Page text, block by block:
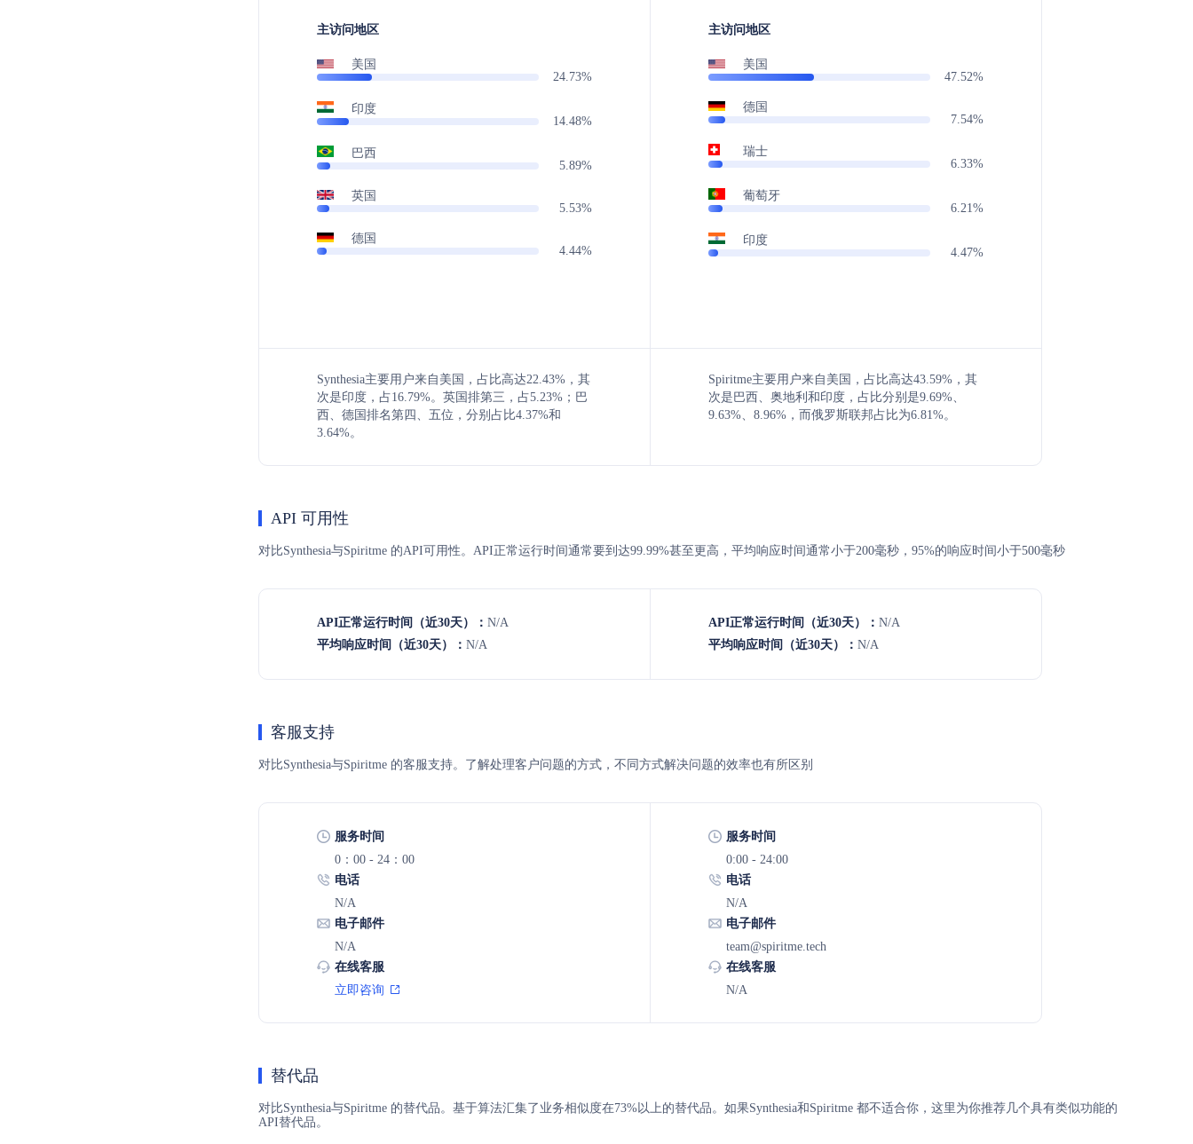
主访问地区
美国
24.73%
印度
14.48%
巴西
5.89%
英国
5.53%
德国
4.44%
Synthesia主要用户来自美国，占比高达22.43%，其
次是印度，占16.79%。英国排第三，占5.23%；巴
西、德国排名第四、五位，分别占比4.37%和
3.64%。
主访问地区
美国
47.52%
德国
7.54%
瑞士
6.33%
葡萄牙
6.21%
印度
4.47%
Spiritme主要用户来自美国，占比高达43.59%，其
次是巴西、奥地利和印度，占比分别是9.69%、
9.63%、8.96%，而俄罗斯联邦占比为6.81%。
API 可用性
对比Synthesia与Spiritme 的API可用性。API正常运行时间通常要到达99.99%甚至更高，平均响应时间通常小于200毫秒，95%的响应时间小于500毫秒
API正常运行时间（近30天）： N/A
平均响应时间（近30天）： N/A
API正常运行时间（近30天）： N/A
平均响应时间（近30天）： N/A
客服支持
对比Synthesia与Spiritme 的客服支持。了解处理客户问题的方式，不同方式解决问题的效率也有所区别
服务时间
0：00 - 24：00
电话
N/A
电子邮件
N/A
在线客服
立即咨询
服务时间
0:00 - 24:00
电话
N/A
电子邮件
team@spiritme.tech
在线客服
N/A
替代品
对比Synthesia与Spiritme 的替代品。基于算法汇集了业务相似度在73%以上的替代品。如果Synthesia和Spiritme 都不适合你，这里为你推荐几个具有类似功能的
API替代品。